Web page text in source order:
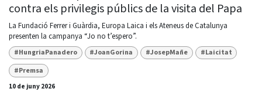
contra els privilegis públics de la visita del Papa
La Fundació Ferrer i Guàrdia, Europa Laica i els Ateneus de Catalunya
presenten la campanya “Jo no t’espero”.
#HungriaPanadero #JoanGorina #JosepMañe
#Laicitat
#Premsa
10 de juny 2026